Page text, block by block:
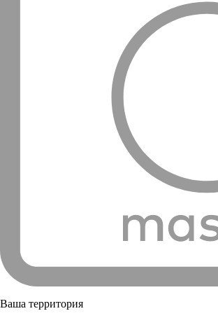
Ваша территория